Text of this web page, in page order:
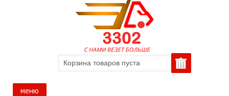
Корзина товаров пуста
меню